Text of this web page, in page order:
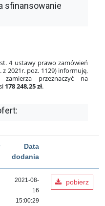
sfinansowanie
4 ustawy prawo zamówień
2021r. poz. 1129) informuję,
przeznaczyć na
178 248,25 zł.
Data
dodania
2021-08-
16
15:00:29
pobierz